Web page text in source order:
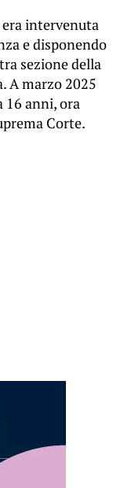
era intervenuta
e disponendo
sezione della
A marzo 2025
16 anni, ora
Corte.